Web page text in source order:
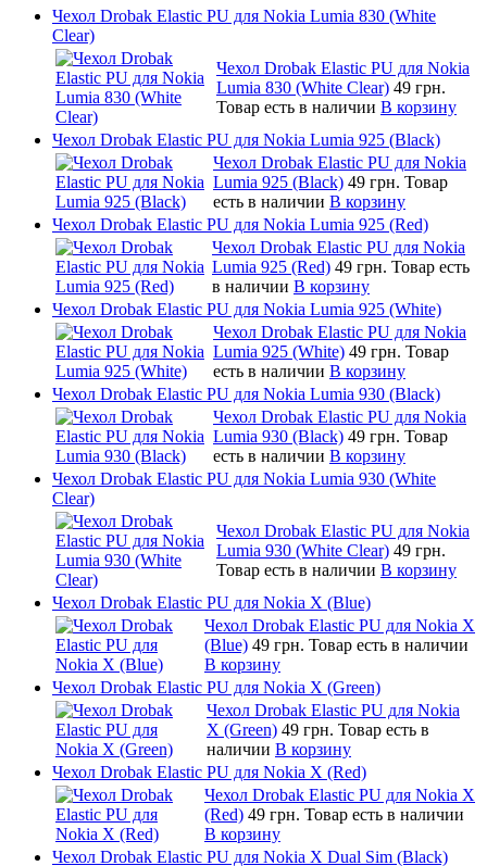
Чехол Drobak Elastic PU для Nokia Lumia 830 (White
Clear)
Чехол Drobak Elastic PU для Nokia
Lumia 830 (White Clear) 49 грн.
Товар есть в наличии В корзину
Чехол Drobak Elastic PU для Nokia Lumia 925 (Black)
Чехол Drobak Elastic PU для Nokia
Lumia 925 (Black) 49 грн. Товар
есть в наличии В корзину
Чехол Drobak Elastic PU для Nokia Lumia 925 (Red)
Чехол Drobak Elastic PU для Nokia
Lumia 925 (Red) 49 грн. Товар есть
в наличии В корзину
Чехол Drobak Elastic PU для Nokia Lumia 925 (White)
Чехол Drobak Elastic PU для Nokia
Lumia 925 (White) 49 грн. Товар
есть в наличии В корзину
Чехол Drobak Elastic PU для Nokia Lumia 930 (Black)
Чехол Drobak Elastic PU для Nokia
Lumia 930 (Black) 49 грн. Товар
есть в наличии В корзину
Чехол Drobak Elastic PU для Nokia Lumia 930 (White
Clear)
Чехол Drobak Elastic PU для Nokia
Lumia 930 (White Clear) 49 грн.
Товар есть в наличии В корзину
Чехол Drobak Elastic PU для Nokia X (Blue)
Чехол Drobak Elastic PU для Nokia X
(Blue) 49 грн. Товар есть в наличии
В корзину
Чехол Drobak Elastic PU для Nokia X (Green)
Чехол Drobak Elastic PU для Nokia
X (Green) 49 грн. Товар есть в
наличии В корзину
Чехол Drobak Elastic PU для Nokia X (Red)
Чехол Drobak Elastic PU для Nokia X
(Red) 49 грн. Товар есть в наличии
В корзину
Чехол Drobak Elastic PU для Nokia X Dual Sim (Black)